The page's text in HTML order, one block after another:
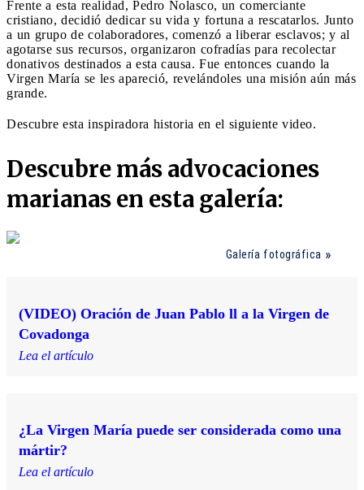
Frente a esta realidad, Pedro Nolasco, un comerciante
cristiano, decidió dedicar su vida y fortuna a rescatarlos. Junto
a un grupo de colaboradores, comenzó a liberar esclavos; y al
agotarse sus recursos, organizaron cofradías para recolectar
donativos destinados a esta causa. Fue entonces cuando la
Virgen María se les apareció, revelándoles una misión aún más
grande.
Descubre esta inspiradora historia en el siguiente video.
Descubre más advocaciones
marianas en esta galería:
Galería fotográfica
(VIDEO) Oración de Juan Pablo ll a la Virgen de
Covadonga
Lea el artículo
¿La Virgen María puede ser considerada como una
mártir?
Lea el artículo